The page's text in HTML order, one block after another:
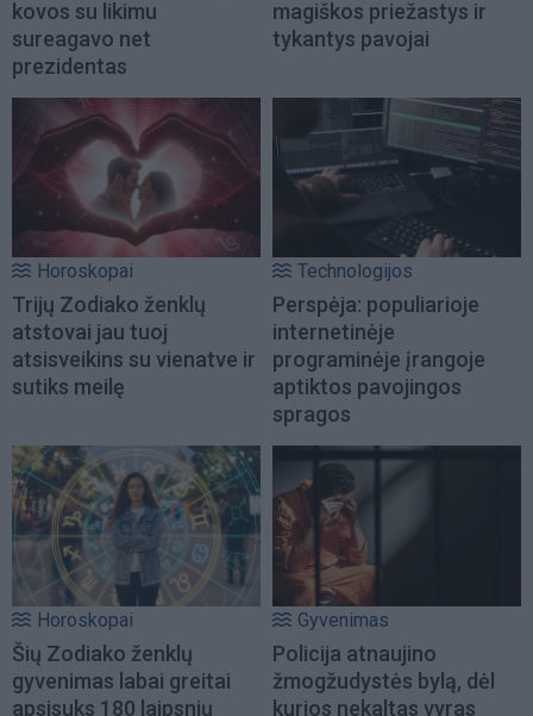
kovos su likimu
sureagavo net
prezidentas
magiškos priežastys ir
tykantys pavojai
Horoskopai
Trijų Zodiako ženklų
atstovai jau tuoj
atsisveikins su vienatve ir
sutiks meilę
Technologijos
Perspėja: populiarioje
internetinėje
programinėje įrangoje
aptiktos pavojingos
spragos
Horoskopai
Šių Zodiako ženklų
gyvenimas labai greitai
apsisuks 180 laipsnių
Gyvenimas
Policija atnaujino
žmogžudystės bylą, dėl
kurios nekaltas vyras